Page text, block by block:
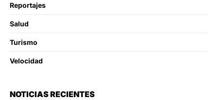
Reportajes
Salud
Turismo
Velocidad
NOTICIAS RECIENTES